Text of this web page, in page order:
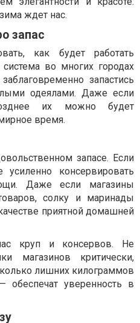
ждет нас.
запас
как будет работать
система во многих городах
запастись
одеялами. Даже если
их можно будет
время.
запасе. Если
консервировать
Даже если магазины
солку и маринады
приятной домашней
круп и консервов. Не
магазинов критически,
лишних килограммов
уверенность в